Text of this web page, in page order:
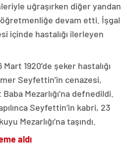
uğraşırken diğer yandan
devam etti. İşgal
içinde hastalığı ilerleyen
1920’de şeker hastalığı
Seyfettin’in cenazesi,
Mezarlığı’na defnedildi.
Seyfettin’in kabri, 23
Mezarlığı’na taşındı.
aldı